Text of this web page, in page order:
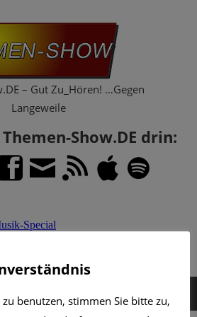
– Gut Zu_Hören! …Gegen
Langeweile
Show.DE drin:
benutzen, stimmen Sie bitte zu,